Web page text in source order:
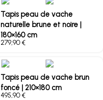
Tapis peau de vache
naturelle brune et noire |
180×160 cm
€
Tapis peau de vache brun
foncé | 210×180 cm
€